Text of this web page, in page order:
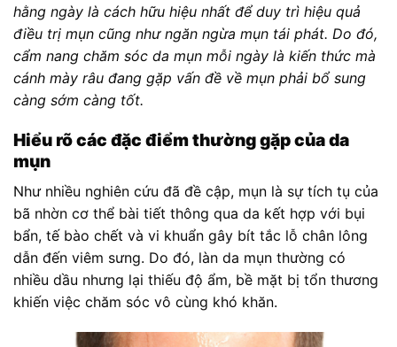
hằng ngày là cách hữu hiệu nhất để duy trì hiệu quả
điều trị mụn cũng như ngăn ngừa mụn tái phát. Do đó,
cẩm nang chăm sóc da mụn mỗi ngày là kiến thức mà
cánh mày râu đang gặp vấn đề về mụn phải bổ sung
càng sớm càng tốt.
Hiểu rõ các đặc điểm thường gặp của da
mụn
Như nhiều nghiên cứu đã đề cập, mụn là sự tích tụ của
bã nhờn cơ thể bài tiết thông qua da kết hợp với bụi
bẩn, tế bào chết và vi khuẩn gây bít tắc lỗ chân lông
dẫn đến viêm sưng. Do đó, làn da mụn thường có
nhiều dầu nhưng lại thiếu độ ẩm, bề mặt bị tổn thương
khiến việc chăm sóc vô cùng khó khăn.